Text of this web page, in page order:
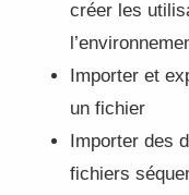
créer les
Importer et
un fichier
Importer des
fichiers